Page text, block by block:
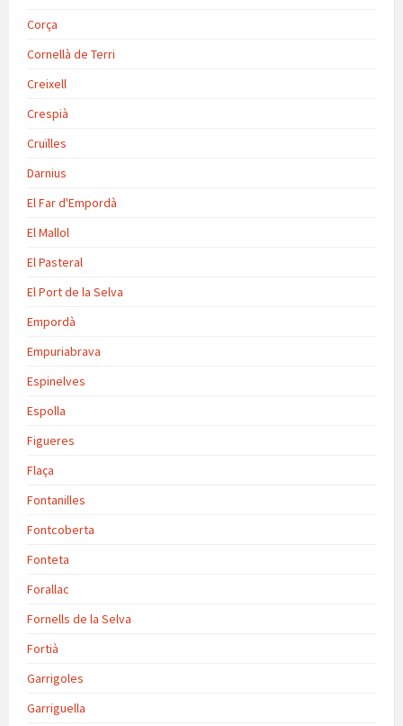
Corça
Cornellà de Terri
Creixell
Crespià
Cruïlles
Darnius
El Far d'Empordà
El Mallol
El Pasteral
El Port de la Selva
Empordà
Empuriabrava
Espinelves
Espolla
Figueres
Flaça
Fontanilles
Fontcoberta
Fonteta
Forallac
Fornells de la Selva
Fortià
Garrigoles
Garriguella